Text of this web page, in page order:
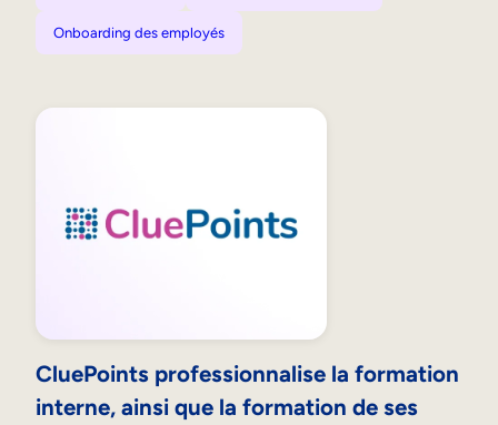
Onboarding des employés
CluePoints professionnalise la formation
interne, ainsi que la formation de ses